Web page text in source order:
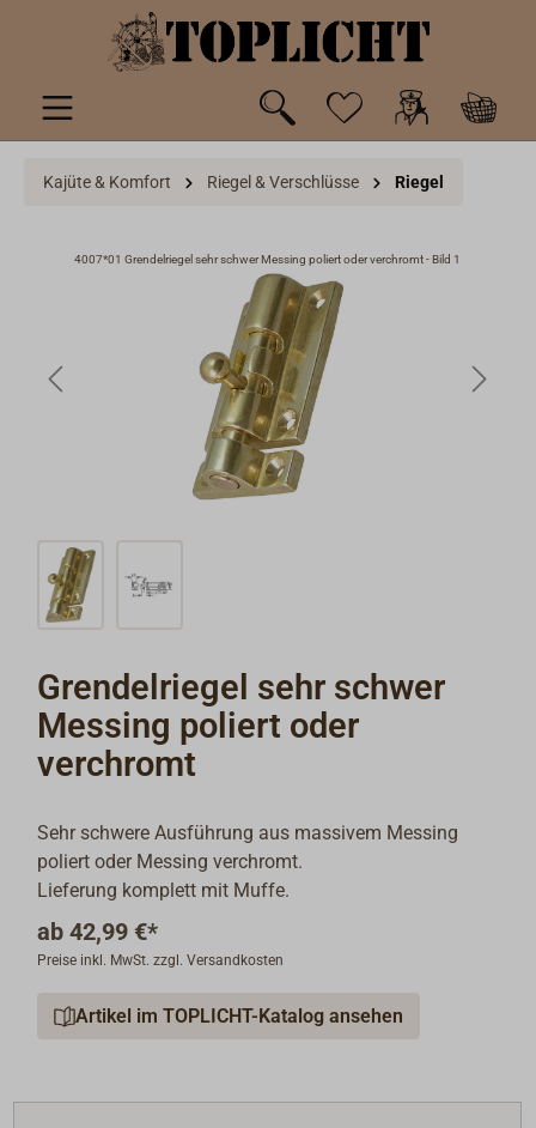
springen
Kajüte & Komfort Riegel & Verschlüsse Riegel
4007*01 Grendelriegel sehr schwer Messing poliert oder verchromt - Bild 1
Grendelriegel sehr schwer
Messing poliert oder
verchromt
Sehr schwere Ausführung aus massivem Messing
poliert oder Messing verchromt.
Lieferung komplett mit Muffe.
ab 42,99 €*
Preise inkl. MwSt. zzgl. Versandkosten
Artikel im TOPLICHT-Katalog ansehen